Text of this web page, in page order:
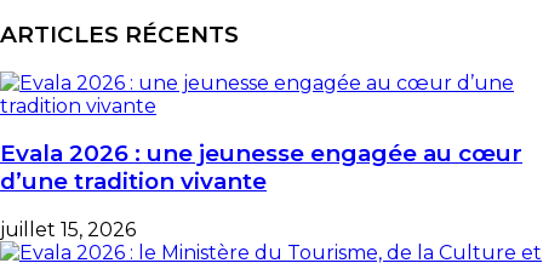
ARTICLES RÉCENTS
Evala 2026 : une jeunesse engagée au cœur
d’une tradition vivante
juillet 15, 2026